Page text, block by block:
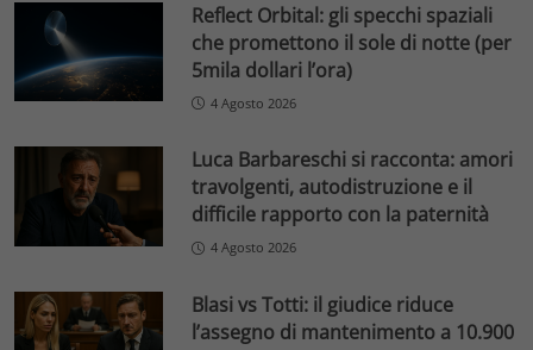
Reflect Orbital: gli specchi spaziali
che promettono il sole di notte (per
5mila dollari l’ora)
4 Agosto 2026
Luca Barbareschi si racconta: amori
travolgenti, autodistruzione e il
difficile rapporto con la paternità
4 Agosto 2026
Blasi vs Totti: il giudice riduce
l’assegno di mantenimento a 10.900